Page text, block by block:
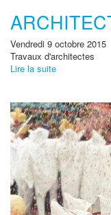
Vendredi 9 octobre 2015
Travaux d'architectes
Lire la suite